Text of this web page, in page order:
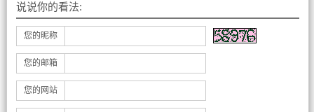
说说你的看法:
您的昵称
您的邮箱
您的网站